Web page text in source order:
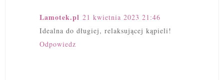
Lamotek.pl 21 kwietnia 2023 21:46
Idealna do długiej, relaksującej kąpieli!
Odpowiedz